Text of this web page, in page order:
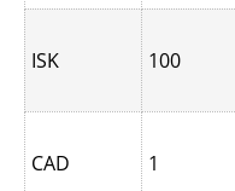
ISK 100
CAD 1